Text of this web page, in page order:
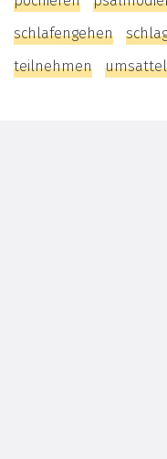
schlafengehen
teilnehmen